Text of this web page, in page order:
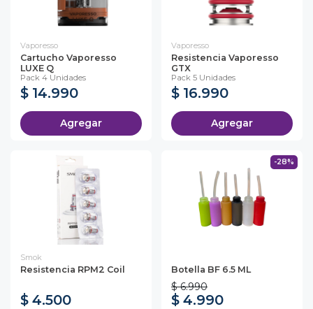
Vaporesso
Cartucho Vaporesso
LUXE Q
Pack 4 Unidades
$ 14.990
Agregar
Vaporesso
Resistencia Vaporesso
GTX
Pack 5 Unidades
$ 16.990
Agregar
Smok
Resistencia RPM2 Coil
$ 4.500
-28%
Botella BF 6.5 ML
$ 6.990
$ 4.990